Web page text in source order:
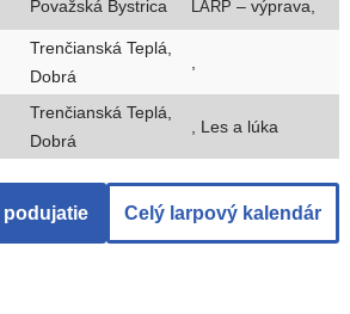
Považská Bystrica LARP – výprava,
Trenčianská Teplá,
Dobrá
Trenčianská Teplá,
Dobrá
, Les a lúka
podu­ja­tie Celý lar­po­vý kalendár